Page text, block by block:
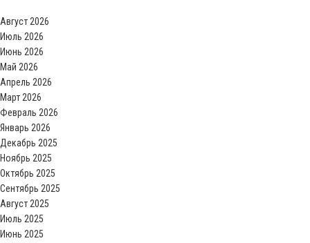
Август 2026
Июль 2026
Июнь 2026
Май 2026
Апрель 2026
Март 2026
Февраль 2026
Январь 2026
Декабрь 2025
Ноябрь 2025
Октябрь 2025
Сентябрь 2025
Август 2025
Июль 2025
Июнь 2025